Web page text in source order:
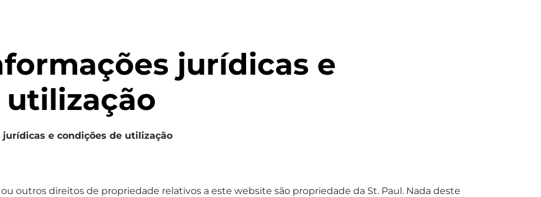
jurídicas e
e condições de utilização
outros direitos de propriedade relativos a este website são propriedade da St. Paul. Nada deste